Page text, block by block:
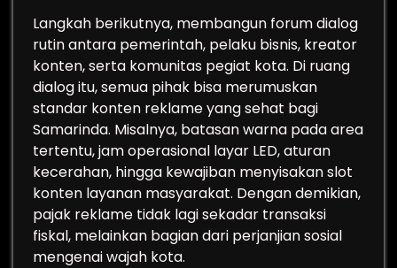
Langkah berikutnya, membangun forum dialog
rutin antara pemerintah, pelaku bisnis, kreator
konten, serta komunitas pegiat kota. Di ruang
dialog itu, semua pihak bisa merumuskan
standar konten reklame yang sehat bagi
Samarinda. Misalnya, batasan warna pada area
tertentu, jam operasional layar LED, aturan
kecerahan, hingga kewajiban menyisakan slot
konten layanan masyarakat. Dengan demikian,
pajak reklame tidak lagi sekadar transaksi
fiskal, melainkan bagian dari perjanjian sosial
mengenai wajah kota.